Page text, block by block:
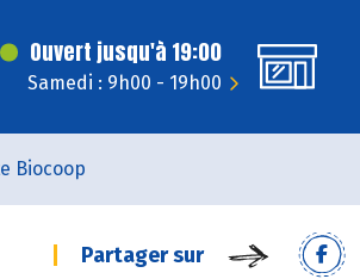
Ouvert jusqu'à 19:00
Samedi : 9h00 - 19h00
Biocoop
Partager sur